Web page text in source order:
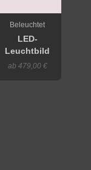
Beleuchtet
LED-
Leuchtbild
ab 479,00 €